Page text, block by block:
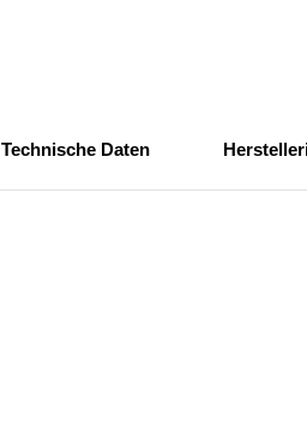
Technische Daten